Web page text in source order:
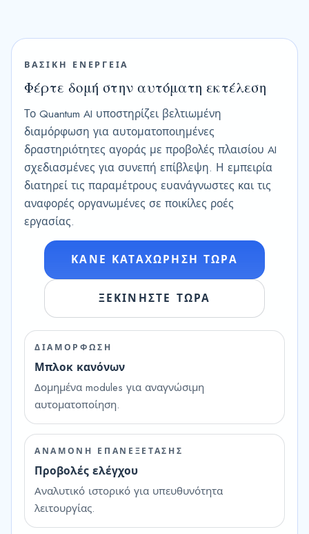
ΒΑΣΙΚΗ ΕΝΕΡΓΕΙΑ
Φέρτε δομή στην αυτόματη εκτέλεση
Το Quantum AI υποστηρίζει βελτιωμένη
διαμόρφωση για αυτοματοποιημένες
δραστηριότητες αγοράς με προβολές πλαισίου AI
σχεδιασμένες για συνεπή επίβλεψη. Η εμπειρία
διατηρεί τις παραμέτρους ευανάγνωστες και τις
αναφορές οργανωμένες σε ποικίλες ροές
εργασίας.
ΚΑΝΕ ΚΑΤΑΧΩΡΗΣΗ ΤΩΡΑ
ΞΕΚΙΝΗΣΤΕ ΤΩΡΑ
ΔΙΑΜΟΡΦΩΣΗ
Μπλοκ κανόνων
Δομημένα modules για αναγνώσιμη
αυτοματοποίηση.
ΑΝΑΜΟΝΗ ΕΠΑΝΕΞΕΤΑΣΗΣ
Προβολές ελέγχου
Αναλυτικό ιστορικό για υπευθυνότητα
λειτουργίας.